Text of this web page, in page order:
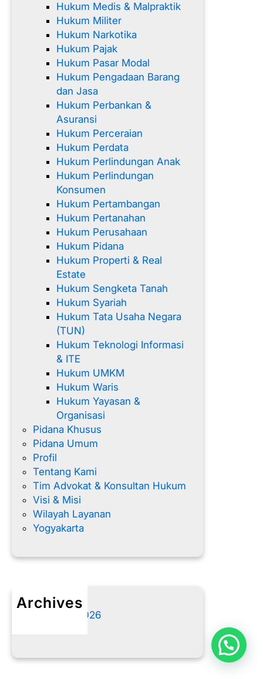
Hukum Medis & Malpraktik
Hukum Militer
Hukum Narkotika
Hukum Pajak
Hukum Pasar Modal
Hukum Pengadaan Barang
dan Jasa
Hukum Perbankan &
Asuransi
Hukum Perceraian
Hukum Perdata
Hukum Perlindungan Anak
Hukum Perlindungan
Konsumen
Hukum Pertambangan
Hukum Pertanahan
Hukum Perusahaan
Hukum Pidana
Hukum Properti & Real
Estate
Hukum Sengketa Tanah
Hukum Syariah
Hukum Tata Usaha Negara
(TUN)
Hukum Teknologi Informasi
& ITE
Hukum UMKM
Hukum Waris
Hukum Yayasan &
Organisasi
Pidana Khusus
Pidana Umum
Profil
Tentang Kami
Tim Advokat & Konsultan Hukum
Visi & Misi
Wilayah Layanan
Yogyakarta
Archives
Agustus 2026